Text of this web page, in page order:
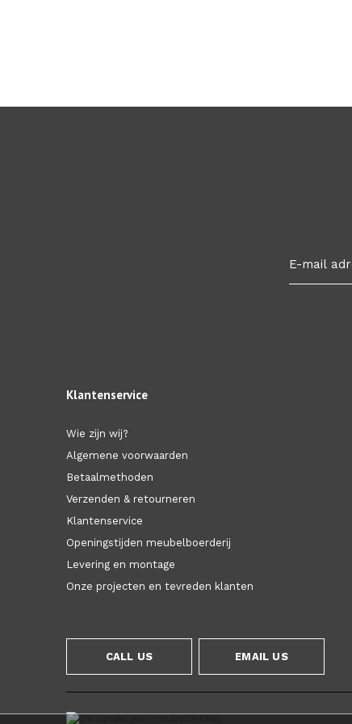
Klantenservice
Wie zijn wij?
Algemene voorwaarden
Betaalmethoden
Verzenden & retourneren
Klantenservice
Openingstijden meubelboerderij
Levering en montage
Onze projecten en tevreden klanten
CALL US EMAIL US